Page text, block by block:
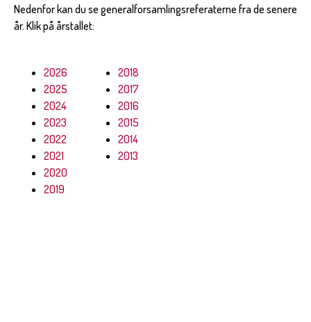
Nedenfor kan du se generalforsamlingsreferaterne fra de senere
år. Klik på årstallet:
2026
2025
2024
2023
2022
2021
2020
2019
2018
2017
2016
2015
2014
2013